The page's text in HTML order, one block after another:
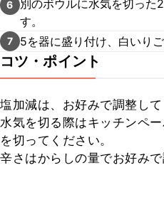
6
別のボウルに水気を切った
す。
7 5を器に盛り付け、白いり
コツ・ポイント
塩加減は、お好みで調整して
水気を切る際はキッチンペ
を切ってください。
辛さはからしの量でお好みで